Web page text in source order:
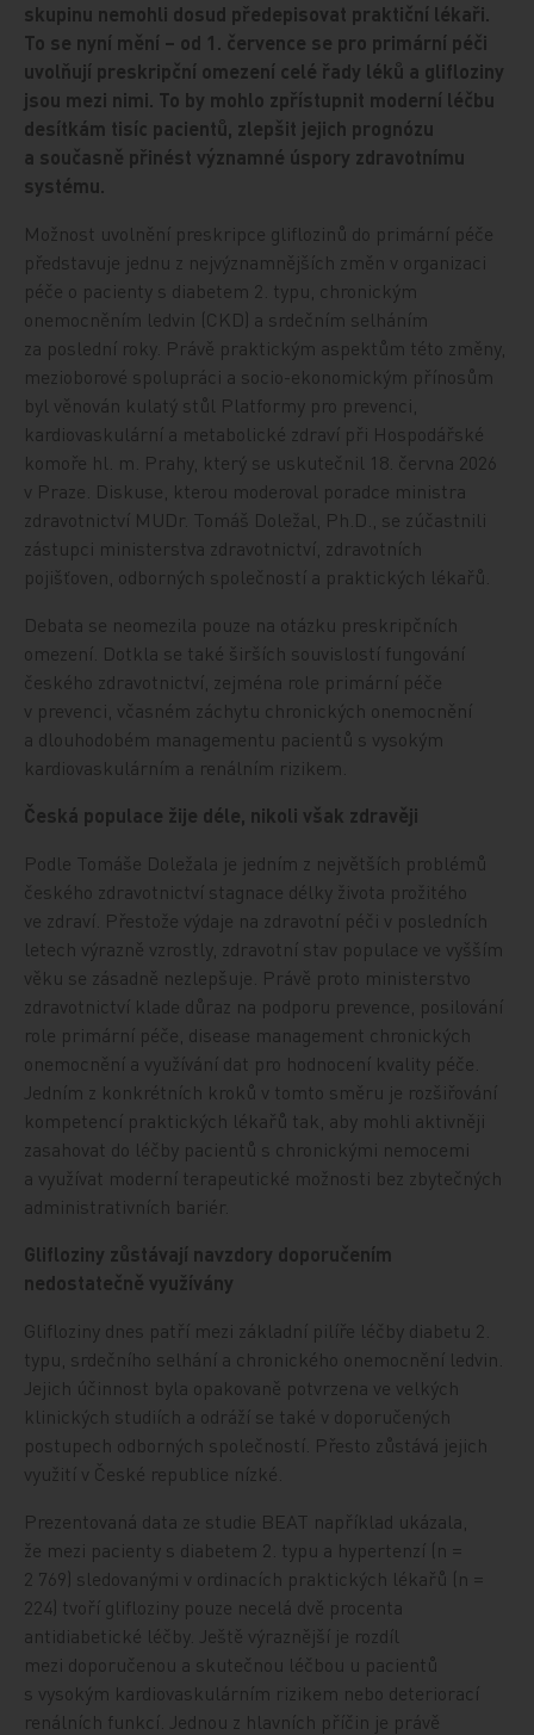
skupinu nemohli dosud předepisovat praktiční lékaři.
To se nyní mění – od 1. července se pro primární péči
uvolňují preskripční omezení celé řady léků a glifloziny
jsou mezi nimi. To by mohlo zpřístupnit moderní léčbu
desítkám tisíc pacientů, zlepšit jejich prognózu
a současně přinést významné úspory zdravotnímu
systému.
Možnost uvolnění preskripce gliflozinů do primární péče
představuje jednu z nejvýznamnějších změn v organizaci
péče o pacienty s diabetem 2. typu, chronickým
onemocněním ledvin (CKD) a srdečním selháním
za poslední roky. Právě praktickým aspektům této změny,
mezioborové spolupráci a socio-ekonomickým přínosům
byl věnován kulatý stůl Platformy pro prevenci,
kardiovaskulární a metabolické zdraví při Hospodářské
komoře hl. m. Prahy, který se uskutečnil 18. června 2026
v Praze. Diskuse, kterou moderoval poradce ministra
zdravotnictví MUDr. Tomáš Doležal, Ph.D., se zúčastnili
zástupci ministerstva zdravotnictví, zdravotních
pojišťoven, odborných společností a praktických lékařů.
Debata se neomezila pouze na otázku preskripčních
omezení. Dotkla se také širších souvislostí fungování
českého zdravotnictví, zejména role primární péče
v prevenci, včasném záchytu chronických onemocnění
a dlouhodobém managementu pacientů s vysokým
kardiovaskulárním a renálním rizikem.
Česká populace žije déle, nikoli však zdravěji
Podle Tomáše Doležala je jedním z největších problémů
českého zdravotnictví stagnace délky života prožitého
ve zdraví. Přestože výdaje na zdravotní péči v posledních
letech výrazně vzrostly, zdravotní stav populace ve vyšším
věku se zásadně nezlepšuje. Právě proto ministerstvo
zdravotnictví klade důraz na podporu prevence, posilování
role primární péče, disease management chronických
onemocnění a využívání dat pro hodnocení kvality péče.
Jedním z konkrétních kroků v tomto směru je rozšiřování
kompetencí praktických lékařů tak, aby mohli aktivněji
zasahovat do léčby pacientů s chronickými nemocemi
a využívat moderní terapeutické možnosti bez zbytečných
administrativních bariér.
Glifloziny zůstávají navzdory doporučením
nedostatečně využívány
Glifloziny dnes patří mezi základní pilíře léčby diabetu 2.
typu, srdečního selhání a chronického onemocnění ledvin.
Jejich účinnost byla opakovaně potvrzena ve velkých
klinických studiích a odráží se také v doporučených
postupech odborných společností. Přesto zůstává jejich
využití v České republice nízké.
Prezentovaná data ze studie BEAT například ukázala,
že mezi pacienty s diabetem 2. typu a hypertenzí (n =
2 769) sledovanými v ordinacích praktických lékařů (n =
224) tvoří glifloziny pouze necelá dvě procenta
antidiabetické léčby. Ještě výraznější je rozdíl
mezi doporučenou a skutečnou léčbou u pacientů
s vysokým kardiovaskulárním rizikem nebo deteriorací
renálních funkcí. Jednou z hlavních příčin je právě